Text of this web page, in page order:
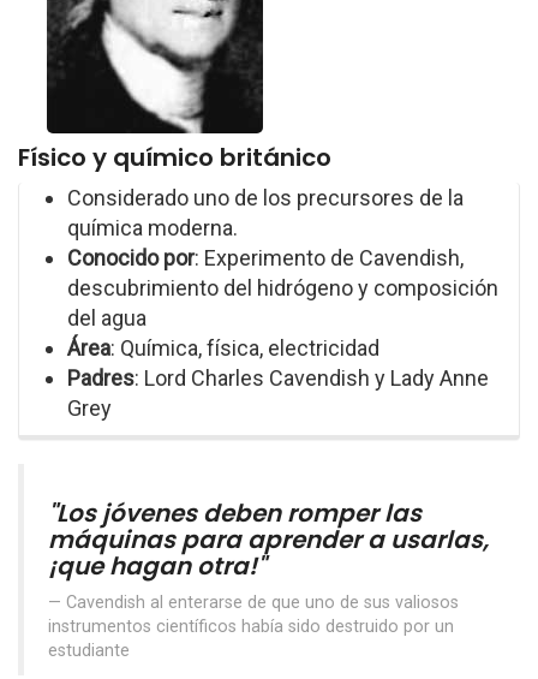
Físico y químico británico
Considerado uno de los precursores de la
química moderna.
Conocido por: Experimento de Cavendish,
descubrimiento del hidrógeno y composición
del agua
Área: Química, física, electricidad
Padres: Lord Charles Cavendish y Lady Anne
Grey
"Los jóvenes deben romper las
máquinas para aprender a usarlas,
¡que hagan otra!"
Cavendish al enterarse de que uno de sus valiosos
instrumentos científicos había sido destruido por un
estudiante